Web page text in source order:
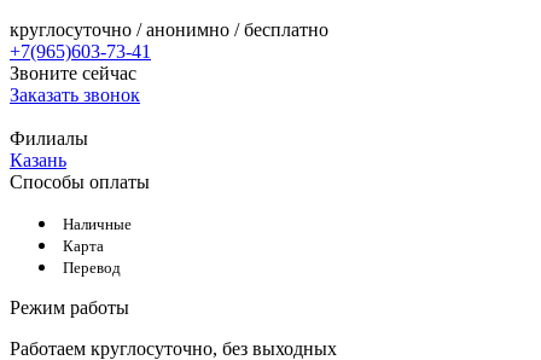
круглосуточно / анонимно / бесплатно
+7(965)603-73-41
Звоните сейчас
Заказать звонок
Филиалы
Казань
Способы оплаты
Наличные
Карта
Перевод
Режим работы
Работаем круглосуточно, без выходных